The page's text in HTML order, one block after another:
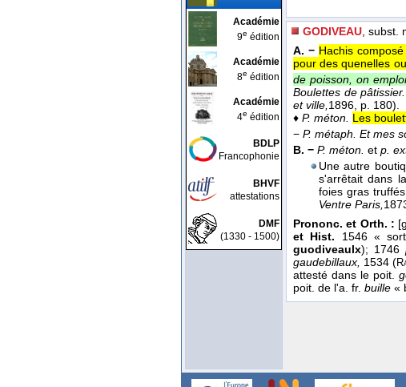
Académie
9e édition
Académie
8e édition
Académie
4e édition
BDLP
Francophonie
BHVF
attestations
DMF
(1330 - 1500)
GODIVEAU , subst.
A. − Hachis
pour des quenelles
de poisson, on
Boulettes de
et ville, 1896 , p. 180).
♦ P. méton. Les
− P. métaph. Et mes
B. − P. méton. et p.
Une autre
s'arrêtait dans
foies gras
Ventre Paris,
Prononc. et Orth. :
et Hist. 1546 «
guodiveaulx); 1746
gaudebillaux, 1534 (
attesté dans le poit.
poit. de l'a. fr. buille «